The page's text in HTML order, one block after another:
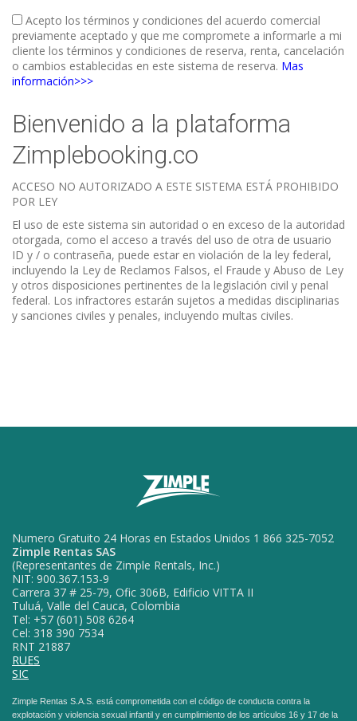
Acepto los términos y condiciones del acuerdo comercial
previamente aceptado y que me compromete a informarle a mi
cliente los términos y condiciones de reserva, renta, cancelación
o cambios establecidas en este sistema de reserva. Mas
información>>>
Bienvenido a la plataforma
Zimplebooking.co
ACCESO NO AUTORIZADO A ESTE SISTEMA ESTÁ PROHIBIDO
POR LEY
El uso de este sistema sin autoridad o en exceso de la autoridad
otorgada, como el acceso a través del uso de otra de usuario
ID y / o contraseña, puede estar en violación de la ley federal,
incluyendo la Ley de Reclamos Falsos, el Fraude y Abuso de Ley
y otros disposiciones pertinentes de la legislación civil y penal
federal. Los infractores estarán sujetos a medidas disciplinarias
y sanciones civiles y penales, incluyendo multas civiles.
Numero Gratuito 24 Horas en Estados Unidos 1 866 325-7052
Zimple Rentas SAS
(Representantes de Zimple Rentals, Inc.)
NIT: 900.367.153-9
Carrera 37 # 25-79, Ofic 306B, Edificio VITTA II
Tuluá, Valle del Cauca, Colombia
Tel: +57 (601) 508 6264
Cel: 318 390 7534
RNT 21887
RUES
SIC
Zimple Rentas S.A.S. está comprometida con el código de conducta contra la
explotación y violencia sexual infantil y en cumplimiento de los artículos 16 y 17 de la